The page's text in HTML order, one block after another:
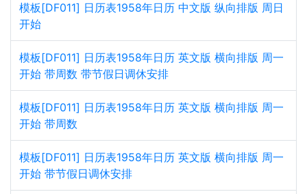
模板[DF011] 日历表1958年日历 中文版 纵向排版 周日
开始
模板[DF011] 日历表1958年日历 英文版 横向排版 周一
开始 带周数 带节假日调休安排
模板[DF011] 日历表1958年日历 英文版 横向排版 周一
开始 带周数
模板[DF011] 日历表1958年日历 英文版 横向排版 周一
开始 带节假日调休安排